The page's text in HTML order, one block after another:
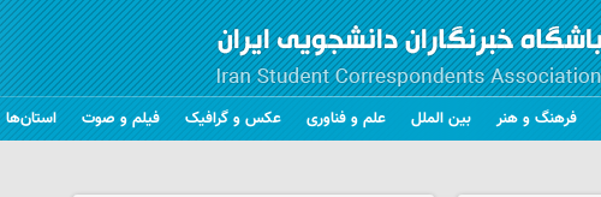
فرهنگ و هنر بین الملل علم و فناوری عکس و گرافیک فیلم و صوت استان‌ها